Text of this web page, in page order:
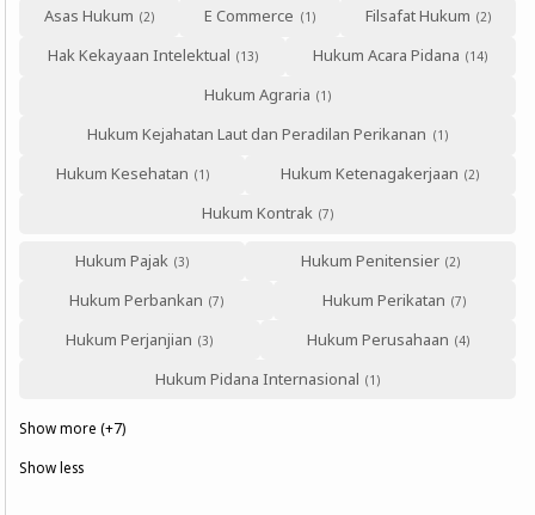
Asas Hukum E Commerce
Filsafat Hukum
Hak Kekayaan Intelektual
Hukum Acara Pidana
Hukum Agraria
Hukum Kejahatan Laut dan Peradilan Perikanan
Hukum Kesehatan
Hukum Ketenagakerjaan
Hukum Kontrak
Hukum Pajak
Hukum Penitensier
Hukum Perbankan
Hukum Perikatan
Hukum Perjanjian
Hukum Perusahaan
Hukum Pidana Internasional
Show more (+7)
Show less